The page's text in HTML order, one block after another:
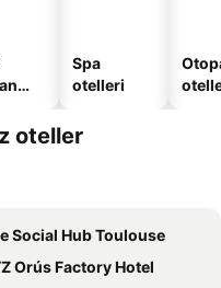
Spa
otelleri
oteller
Social Hub Toulouse
Orús Factory Hotel